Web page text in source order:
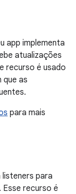
app implementa
atualizações
recurso é usado
que as
para mais
para
recurso é